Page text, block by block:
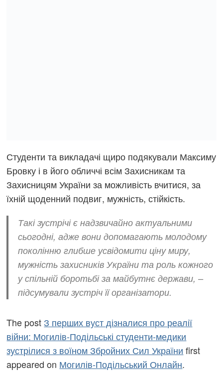
Студенти та викладачі щиро подякували Максиму
Бровку і в його обличчі всім Захисникам та
Захисницям України за можливість вчитися, за
їхній щоденний подвиг, мужність, стійкість.
Такі зустрічі є надзвичайно актуальними
сьогодні, адже вони допомагають молодому
поколінню глибше усвідомити ціну миру,
мужність захисників України та роль кожного
у спільній боротьбі за майбутнє держави, –
підсумували зустріч її організатори.
The postЗ перших вуст дізналися про реалії
війни: Могилів-Подільські студенти-медики
зустрілися з воїном Збройних Сил України first
appeared on Могилів-Подільський Онлайн.